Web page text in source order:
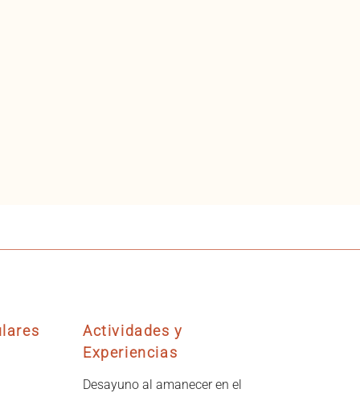
Actividades y
Experiencias
Desayuno al amanecer en el